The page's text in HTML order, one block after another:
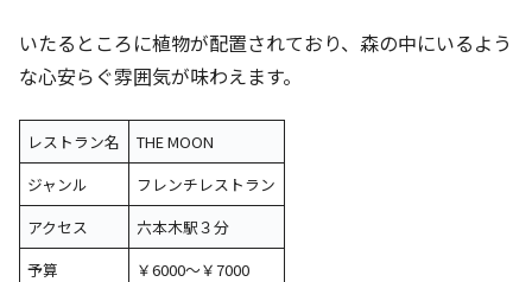
いたるところに植物が配置されており、森の中にいるよう
な心安らぐ雰囲気が味わえます。
レストラン名
THE MOON
ジャンル
フレンチレストラン
アクセス
六本木駅３分
予算
￥6000～￥7000